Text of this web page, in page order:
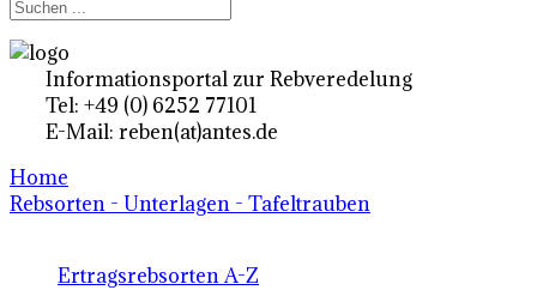
Informationsportal zur Rebveredelung
Tel: +49 (0) 6252 77101
E-Mail: reben(at)antes.de
Home
Rebsorten - Unterlagen - Tafeltrauben
Ertragsrebsorten A-Z